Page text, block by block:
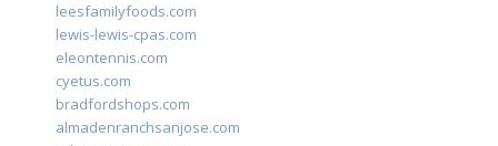
leesfamilyfoods.com
lewis-lewis-cpas.com
eleontennis.com
cyetus.com
bradfordshops.com
almadenranchsanjose.com